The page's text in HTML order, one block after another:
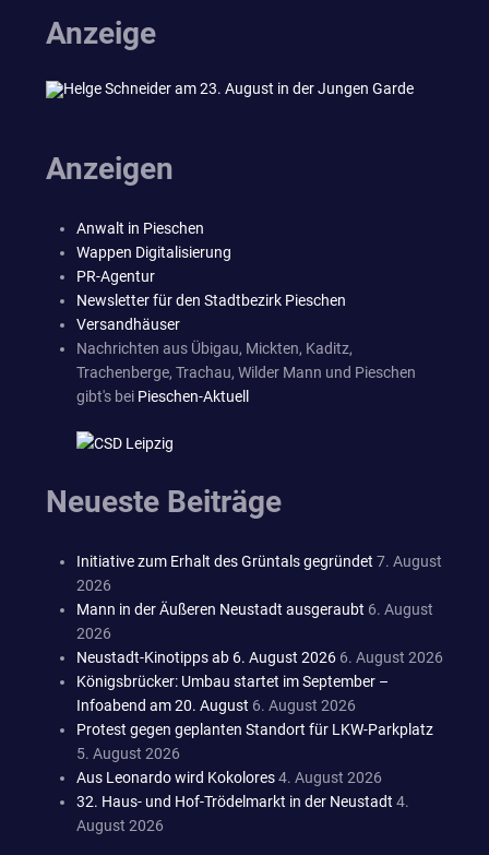
Anzeige
Anzeigen
Anwalt in Pieschen
Wappen Digitalisierung
PR-Agentur
Newsletter für den Stadtbezirk Pieschen
Versandhäuser
Nachrichten aus Übigau, Mickten, Kaditz,
Trachenberge, Trachau, Wilder Mann und Pieschen
gibt's bei Pieschen-Aktuell
Neueste Beiträge
Initiative zum Erhalt des Grüntals gegründet 7. August
2026
Mann in der Äußeren Neustadt ausgeraubt 6. August
2026
Neustadt-Kinotipps ab 6. August 2026 6. August 2026
Königsbrücker: Umbau startet im September –
Infoabend am 20. August 6. August 2026
Protest gegen geplanten Standort für LKW-Parkplatz
5. August 2026
Aus Leonardo wird Kokolores4. August 2026
32. Haus- und Hof-Trödelmarkt in der Neustadt 4.
August 2026